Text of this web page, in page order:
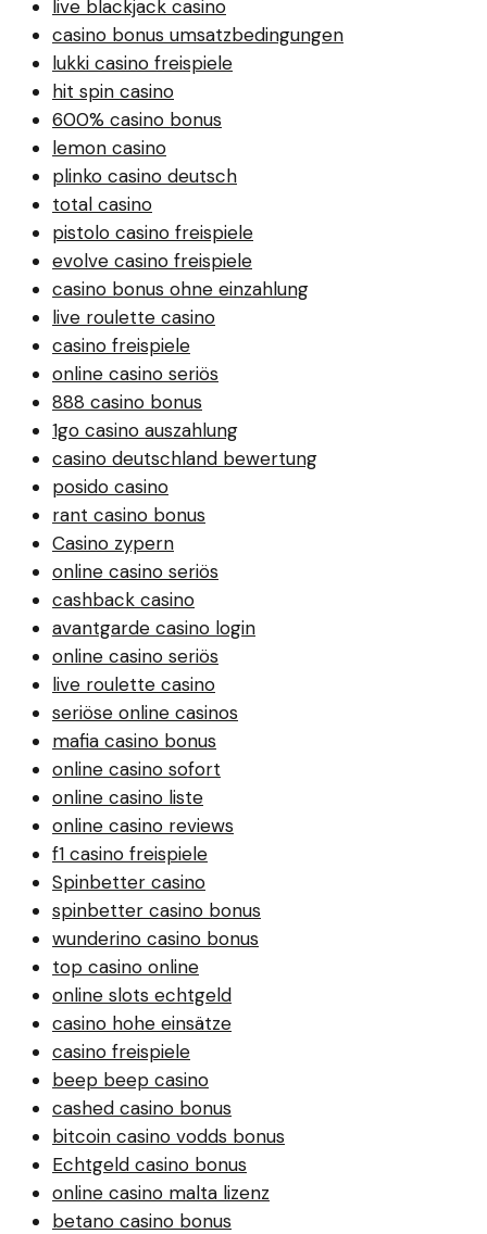
live blackjack casino
casino bonus umsatzbedingungen
lukki casino freispiele
hit spin casino
600% casino bonus
lemon casino
plinko casino deutsch
total casino
pistolo casino freispiele
evolve casino freispiele
casino bonus ohne einzahlung
live roulette casino
casino freispiele
online casino seriös
888 casino bonus
1go casino auszahlung
casino deutschland bewertung
posido casino
rant casino bonus
Casino zypern
online casino seriös
cashback casino
avantgarde casino login
online casino seriös
live roulette casino
seriöse online casinos
mafia casino bonus
online casino sofort
online casino liste
online casino reviews
f1 casino freispiele
Spinbetter casino
spinbetter casino bonus
wunderino casino bonus
top casino online
online slots echtgeld
casino hohe einsätze
casino freispiele
beep beep casino
cashed casino bonus
bitcoin casino vodds bonus
Echtgeld casino bonus
online casino malta lizenz
betano casino bonus